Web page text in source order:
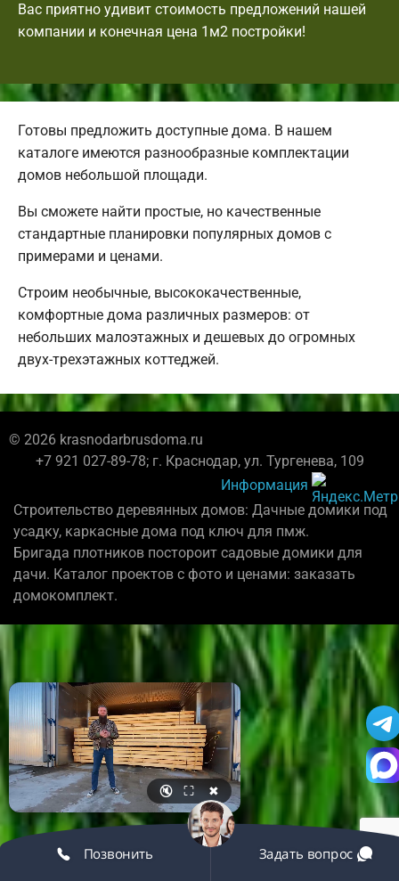
Вас приятно удивит стоимость предложений нашей
компании и конечная цена 1м2 постройки!
Готовы предложить доступные дома. В нашем
каталоге имеются разнообразные комплектации
домов небольшой площади.
Вы сможете найти простые, но качественные
стандартные планировки популярных домов с
примерами и ценами.
Строим необычные, высококачественные,
комфортные дома различных размеров: от
небольших малоэтажных и дешевых до огромных
двух-трехэтажных коттеджей.
© 2026 krasnodarbrusdoma.ru
+7 921 027-89-78; г. Краснодар, ул. Тургенева, 109
Информация
Строительство деревянных домов: Дачные домики под
усадку, каркасные дома под ключ для пмж.
Бригада плотников постороит садовые домики для
дачи. Каталог проектов с фото и ценами: заказать
домокомплект.
🔇 ⛶ ✖
Позвонить Задать вопрос